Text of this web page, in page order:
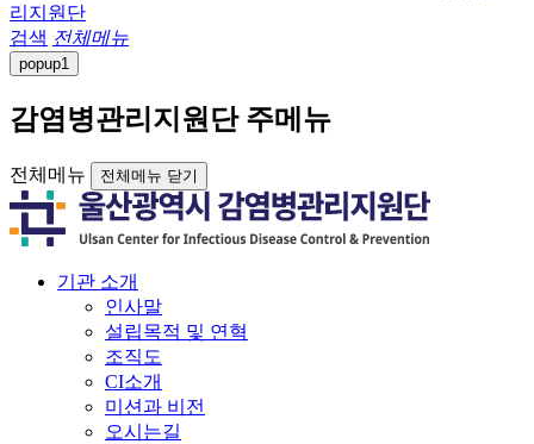
리지원단
검색 전체메뉴
popup1
감염병관리지원단 주메뉴
전체메뉴 전체메뉴 닫기
기관 소개
인사말
설립목적 및 연혁
조직도
CI소개
미션과 비전
오시는길